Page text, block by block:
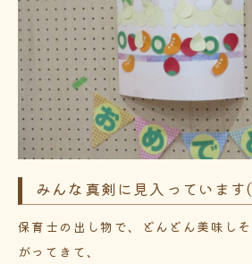
みんな真剣に見入っていま
保育士の出し物で、どんどん美味し
がってきて、